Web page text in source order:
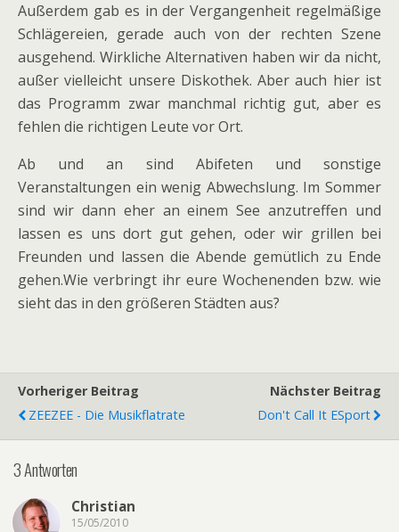
Außerdem gab es in der Vergangenheit regelmäßige
Schlägereien, gerade auch von der rechten Szene
ausgehend. Wirkliche Alternativen haben wir da nicht,
außer vielleicht unsere Diskothek. Aber auch hier ist
das Programm zwar manchmal richtig gut, aber es
fehlen die richtigen Leute vor Ort.
Ab und an sind Abifeten und sonstige
Veranstaltungen ein wenig Abwechslung. Im Sommer
sind wir dann eher an einem See anzutreffen und
lassen es uns dort gut gehen, oder wir grillen bei
Freunden und lassen die Abende gemütlich zu Ende
gehen.Wie verbringt ihr eure Wochenenden bzw. wie
sieht das in den größeren Städten aus?
Vorheriger Beitrag
ZEEZEE - Die Musikflatrate
Nächster Beitrag
Don't Call It ESport
3 Antworten
Christian
15/05/2010